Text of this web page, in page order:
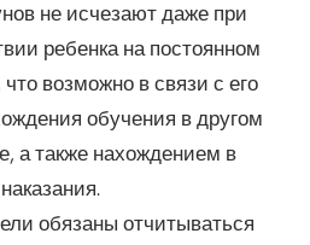
не исчезают даже при
ребенка на постоянном
возможно в связи с его
обучения в другом
а также нахождением в
обязаны отчитываться